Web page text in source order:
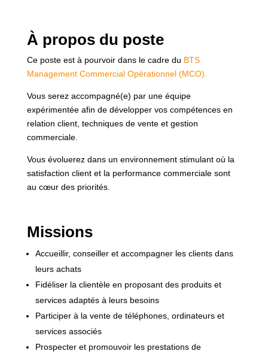
À propos du poste
Ce poste est à pourvoir dans le cadre du BTS
Management Commercial Opérationnel (MCO).
Vous serez accompagné(e) par une équipe
expérimentée afin de développer vos compétences en
relation client, techniques de vente et gestion
commerciale.
Vous évoluerez dans un environnement stimulant où la
satisfaction client et la performance commerciale sont
au cœur des priorités.
Missions
Accueillir, conseiller et accompagner les clients dans
leurs achats
Fidéliser la clientèle en proposant des produits et
services adaptés à leurs besoins
Participer à la vente de téléphones, ordinateurs et
services associés
Prospecter et promouvoir les prestations de